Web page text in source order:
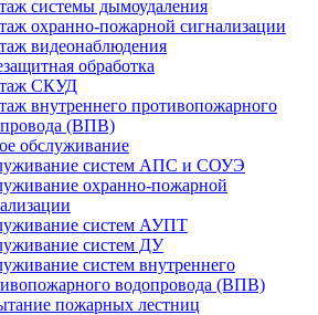
системы дымоудаления
охранно-пожарной сигнализации
видеонаблюдения
обработка
СКУД
внутреннего противопожарного
(ВПВ)
обслуживание
систем АПС и СОУЭ
охранно-пожарной
систем АУПТ
систем ДУ
систем внутреннего
водопровода (ВПВ)
пожарных лестниц